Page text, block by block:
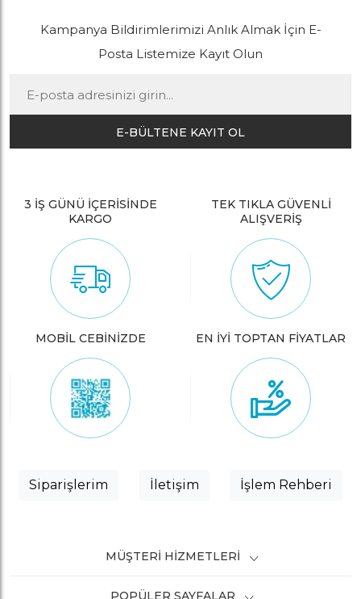
Kampanya Bildirimlerimizi Anlık Almak İçin E-
Posta Listemize Kayıt Olun
E-BÜLTENE KAYIT OL
3 İŞ GÜNÜ İÇERİSİNDE
KARGO
TEK TIKLA GÜVENLİ
ALIŞVERİŞ
MOBİL CEBİNİZDE EN İYİ TOPTAN FİYATLAR
Siparişlerim İletişim İşlem Rehberi
MÜŞTERI HIZMETLERI